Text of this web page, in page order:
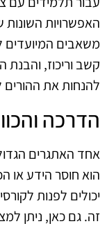
האפשרויות השונות
משאבים המיועדים
קשב וריכוז, והבנת
להנחות את
הדרכה
אחד האתגרים
הוא חוסר הידע או
יכולים לפנות
זה. גם כאן, ניתן